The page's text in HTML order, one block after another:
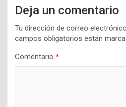
Deja un comentario
Tu dirección de correo
campos obligatorios están
Comentario *